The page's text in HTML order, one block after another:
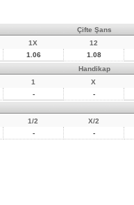
Çifte Şans
1X 12
1.06 1.08
Handikap
1 X
- -
1/2 X/2
- -